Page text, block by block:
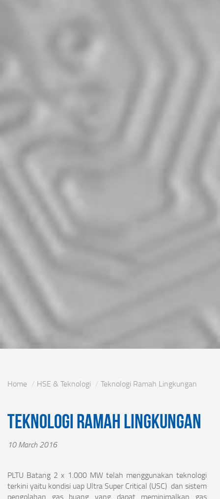
Home HSE & Teknologi Teknologi Ramah Lingkungan
Teknologi Ramah Lingkungan
10 March 2016
PLTU Batang 2 x 1.000 MW telah menggunakan teknologi
terkini yaitu kondisi uap Ultra Super Critical (USC) dan sistem
pengolahan gas buang yang dapat meminimalkan gas